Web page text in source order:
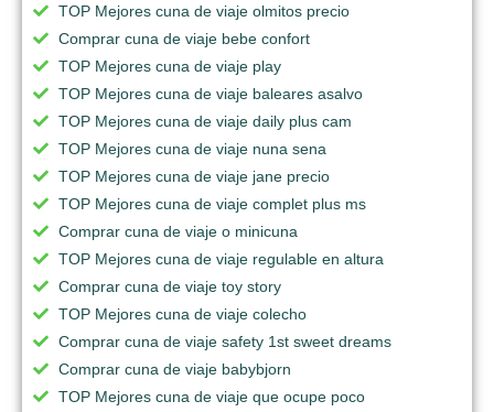
TOP Mejores cuna de viaje olmitos precio
Comprar cuna de viaje bebe confort
TOP Mejores cuna de viaje play
TOP Mejores cuna de viaje baleares asalvo
TOP Mejores cuna de viaje daily plus cam
TOP Mejores cuna de viaje nuna sena
TOP Mejores cuna de viaje jane precio
TOP Mejores cuna de viaje complet plus ms
Comprar cuna de viaje o minicuna
TOP Mejores cuna de viaje regulable en altura
Comprar cuna de viaje toy story
TOP Mejores cuna de viaje colecho
Comprar cuna de viaje safety 1st sweet dreams
Comprar cuna de viaje babybjorn
TOP Mejores cuna de viaje que ocupe poco